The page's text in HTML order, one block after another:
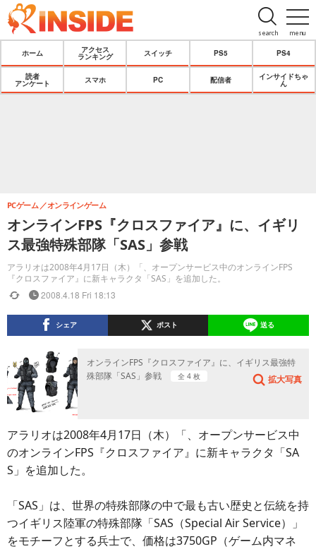
menu
search
ホーム
アクセス
ランキング
スイッチ PS5 PS4
読者
アンケート
スマホ PC 配信者
インサイドちゃ
ん
オンラインFPS『クロスファイア』に、イギリ
ス最強特殊部隊「SAS」参戦
アラリオは2008年4月17日（木）「、オープンサービス中のオンラインFPS
『クロスファイア』に新キャラクタ「SAS」を追加した。
PCゲーム オンラインゲーム
2008.4.18 Fri 18:13
シェア ポスト 送る
オンラインFPS『クロスファイア』に、イギリス最強特
殊部隊「SAS」参戦
全 4 枚 拡大写真
アラリオは2008年4月17日（木）「、オープンサービス中
のオンラインFPS『クロスファイア』に新キャラクタ「SA
S」を追加した。
「SAS」は、世界の特殊部隊の中で最も古い歴史と伝統を持
つイギリス陸軍の特殊部隊「SAS（Special Air Service）」
をモチーフとする兵士で、価格は3750GP（ゲーム内マネ